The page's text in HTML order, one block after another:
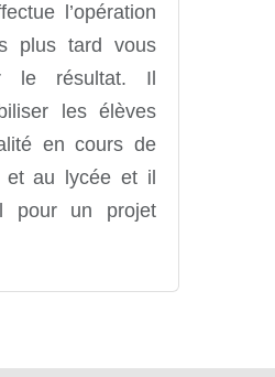
l’opération
plus tard vous
le résultat. Il
les élèves
en cours de
et au lycée et il
pour un projet